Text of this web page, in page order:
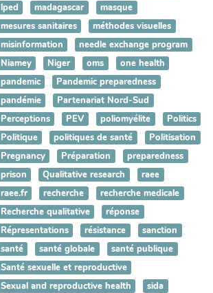
lped
madagascar
masque
mesures sanitaires
méthodes visuelles
misinformation
needle exchange program
Niamey
Niger oms
one health
pandemic
Pandemic preparedness
pandémie
Partenariat Nord-Sud
Perceptions
PEV poliomyélite
Politics
Politique
politiques de santé
Politisation
Pregnancy
Préparation
preparedness
prison
Qualitative research
raee
raee.fr
recherche
recherche medicale
Recherche qualitative
réponse
Répresentations
résistance
sanction
santé
santé globale
santé publique
Santé sexuelle et reproductive
Sexual and reproductive health
sida